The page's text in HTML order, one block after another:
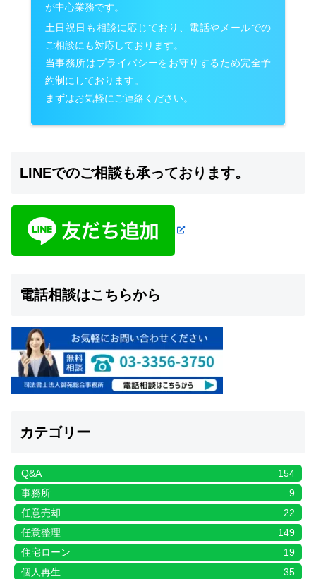
が中心業務です。
土日祝日も相談に応じており、電話やメールでの
ご相談にも対応しております。
当事務所はプライバシーをお守りするため完全予
約制にしております。
まずはお気軽にご連絡ください。
LINEでのご相談も承っております。
電話相談はこちらから
カテゴリー
Q&A
154
事務所
9
任意売却
22
任意整理
149
住宅ローン
19
個人再生
35